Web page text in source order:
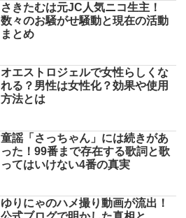
さきたむは元JC人気ニコ生主！
数々のお騒がせ騒動と現在の活動
まとめ
オエストロジェルで女性らしくな
れる？男性は女性化？効果や使用
方法とは
童謡「さっちゃん」には続きがあ
った！99番まで存在する歌詞と歌
ってはいけない4番の真実
ゆりにゃのハメ撮り動画が流出！